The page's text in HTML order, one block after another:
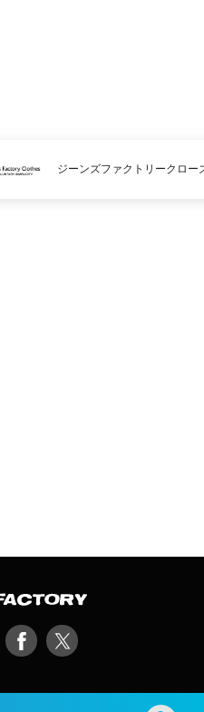
ジーンズファクトリークロー